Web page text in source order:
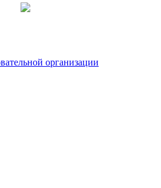
организации